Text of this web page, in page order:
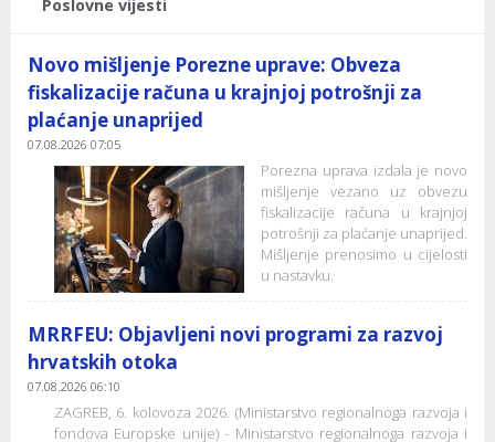
Poslovne vijesti
Novo mišljenje Porezne uprave: Obveza
fiskalizacije računa u krajnjoj potrošnji za
plaćanje unaprijed
07.08.2026 07:05
Porezna uprava izdala je novo
mišljenje vezano uz obvezu
fiskalizacije računa u krajnjoj
potrošnji za plaćanje unaprijed.
Mišljenje prenosimo u cijelosti
u nastavku.
MRRFEU: Objavljeni novi programi za razvoj
hrvatskih otoka
07.08.2026 06:10
ZAGREB, 6. kolovoza 2026. (Ministarstvo regionalnoga razvoja i
fondova Europske unije) - Ministarstvo regionalnoga razvoja i